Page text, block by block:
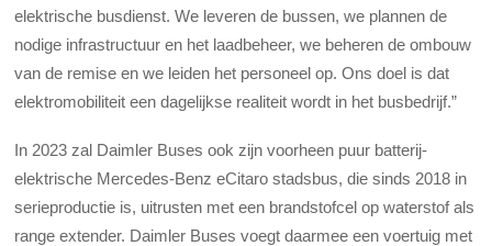
elektrische busdienst. We leveren de bussen, we plannen de
nodige infrastructuur en het laadbeheer, we beheren de ombouw
van de remise en we leiden het personeel op. Ons doel is dat
elektromobiliteit een dagelijkse realiteit wordt in het busbedrijf.”
In 2023 zal Daimler Buses ook zijn voorheen puur batterij-
elektrische Mercedes-Benz eCitaro stadsbus, die sinds 2018 in
serieproductie is, uitrusten met een brandstofcel op waterstof als
range extender. Daimler Buses voegt daarmee een voertuig met